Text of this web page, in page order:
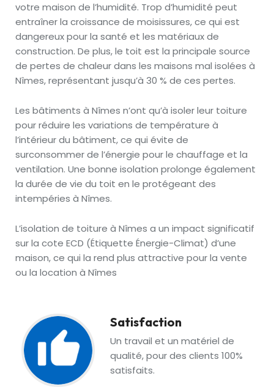
votre maison de l’humidité. Trop d’humidité peut
entraîner la croissance de moisissures, ce qui est
dangereux pour la santé et les matériaux de
construction. De plus, le toit est la principale source
de pertes de chaleur dans les maisons mal isolées à
Nîmes, représentant jusqu’à 30 % de ces pertes.
Les bâtiments à Nîmes n’ont qu’à isoler leur toiture
pour réduire les variations de température à
l’intérieur du bâtiment, ce qui évite de
surconsommer de l’énergie pour le chauffage et la
ventilation. Une bonne isolation prolonge également
la durée de vie du toit en le protégeant des
intempéries à Nîmes.
L’isolation de toiture à Nîmes a un impact significatif
sur la cote ECD (Étiquette Énergie-Climat) d’une
maison, ce qui la rend plus attractive pour la vente
ou la location à Nîmes
Satisfaction
Un travail et un matériel de
qualité, pour des clients 100%
satisfaits.